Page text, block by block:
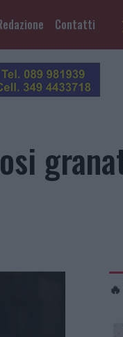
Contatti